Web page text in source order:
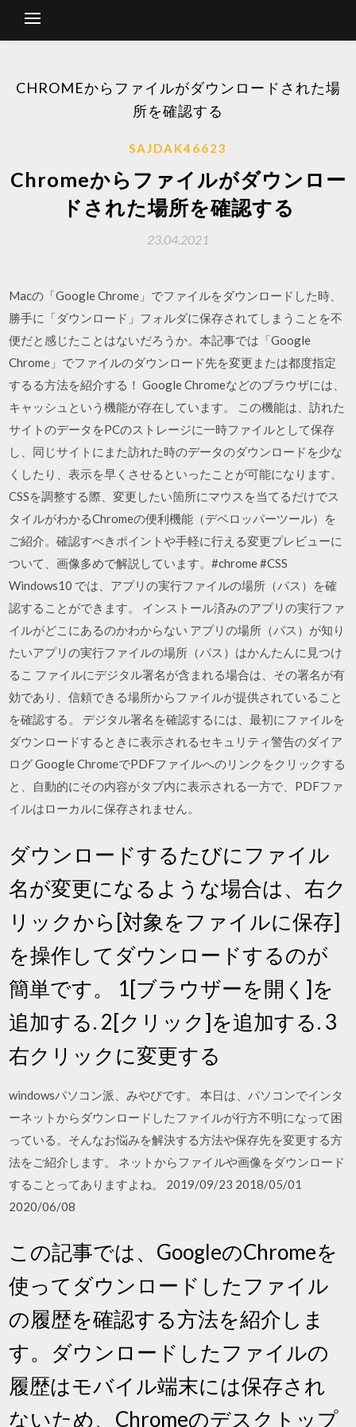
CHROMEからファイルがダウンロードされた場
所を確認する
SAJDAK46623
Chromeからファイルがダウンロー
ドされた場所を確認する
23.04.2021
Macの「Google Chrome」でファイルをダウンロードした時、
勝手に「ダウンロード」フォルダに保存されてしまうことを不
便だと感じたことはないだろうか。本記事では「Google
Chrome」でファイルのダウンロード先を変更または都度指定
するる方法を紹介する！ Google Chromeなどのブラウザには、
キャッシュという機能が存在しています。 この機能は、訪れた
サイトのデータをPCのストレージに一時ファイルとして保存
し、同じサイトにまた訪れた時のデータのダウンロードを少な
くしたり、表示を早くさせるといったことが可能になります。
CSSを調整する際、変更したい箇所にマウスを当てるだけでス
タイルがわかるChromeの便利機能（デベロッパーツール）を
ご紹介。確認すべきポイントや手軽に行える変更プレビューに
ついて、画像多めで解説しています。#chrome #CSS
Windows10 では、アプリの実行ファイルの場所（パス）を確
認することができます。 インストール済みのアプリの実行ファ
イルがどこにあるのかわからない アプリの場所（パス）が知り
たいアプリの実行ファイルの場所（パス）はかんたんに見つけ
るこ ファイルにデジタル署名が含まれる場合は、その署名が有
効であり、信頼できる場所からファイルが提供されていること
を確認する。 デジタル署名を確認するには、最初にファイルを
ダウンロードするときに表示されるセキュリティ警告のダイア
ログ Google ChromeでPDFファイルへのリンクをクリックする
と、自動的にその内容がタブ内に表示される一方で、PDFファ
イルはローカルに保存されません。
ダウンロードするたびにファイル
名が変更になるような場合は、右ク
リックから[対象をファイルに保存]
を操作してダウンロードするのが
簡単です。 1[ブラウザーを開く]を
追加する. 2[クリック]を追加する. 3
右クリックに変更する
windowsパソコン派、みやびです。 本日は、パソコンでインタ
ーネットからダウンロードしたファイルが行方不明になって困
っている。そんなお悩みを解決する方法や保存先を変更する方
法をご紹介します。 ネットからファイルや画像をダウンロード
することってありますよね。 2019/09/23 2018/05/01
2020/06/08
この記事では、GoogleのChromeを
使ってダウンロードしたファイル
の履歴を確認する方法を紹介しま
す。ダウンロードしたファイルの
履歴はモバイル端末には保存され
ないため、Chromeのデスクトップ